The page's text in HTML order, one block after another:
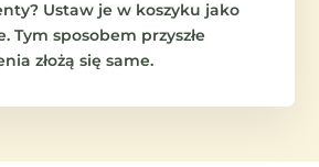
Ustaw je w koszyku jako
Tym sposobem przyszłe
złożą się same.